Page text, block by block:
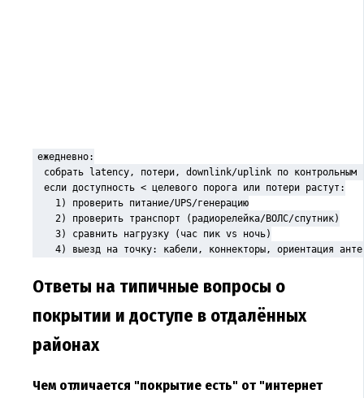
ежедневно:
собрать latency, потери, downlink/uplink по контрольным
  если доступность < целевого порога или потери растут:
    1) проверить питание/UPS/генерацию
    2) проверить транспорт (радиорелейка/ВОЛС/спутник)
    3) сравнить нагрузку (час пик vs ночь)
4) выезд на точку: кабели, коннекторы, ориентация
Ответы на типичные вопросы о
покрытии и доступе в отдалённых
районах
Чем отличается "покрытие есть" от "интернет